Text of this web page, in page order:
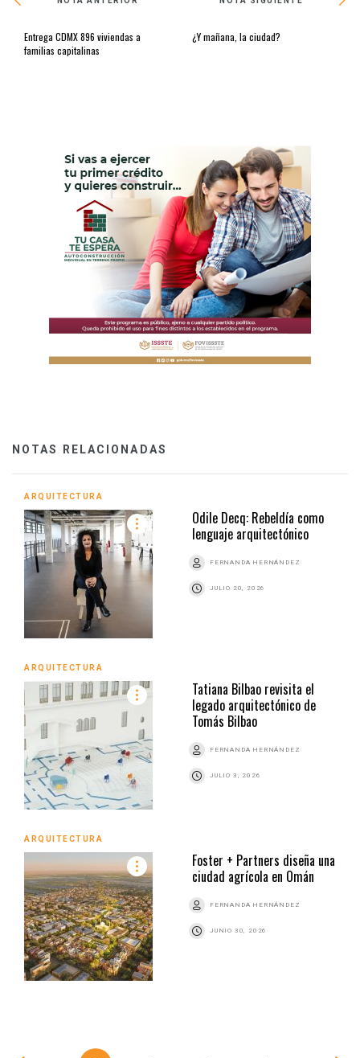
Entrega CDMX 896 viviendas a
familias capitalinas
¿Y mañana, la ciudad?
NOTAS RELACIONADAS
ARQUITECTURA
Odile Decq: Rebeldía como
lenguaje arquitectónico
FERNANDA HERNÁNDEZ
JULIO 20, 2026
ARQUITECTURA
Tatiana Bilbao revisita el
legado arquitectónico de
Tomás Bilbao
FERNANDA HERNÁNDEZ
JULIO 3, 2026
ARQUITECTURA
Foster + Partners diseña una
ciudad agrícola en Omán
FERNANDA HERNÁNDEZ
JUNIO 30, 2026